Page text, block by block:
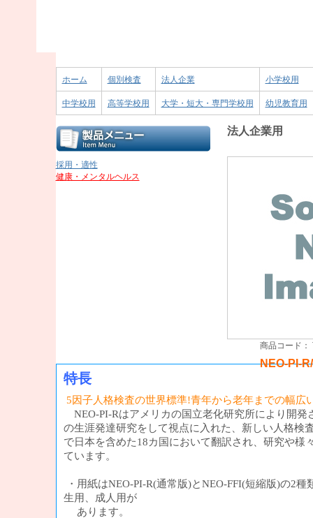
ホーム 個別検査 法人企業 小学校用
中学校用 高等学校用 大学・短大・専門学校用 幼児教育用
採用・適性
健康・メンタルヘルス
法人企業用
商品コード：
NEO-PI-
特長
5因子人格検査の世界標準!青年から老年までの幅広
NEO-PI-Rはアメリカの国立老化研究所により開発
の生涯発達研究をして視点に入れた、新しい人格検
で日本を含めた18カ国において翻訳され、研究や様
ています。
・用紙はNEO-PI-R(通常版)とNEO-FFI(短縮版)の2種
生用、成人用が
あります。